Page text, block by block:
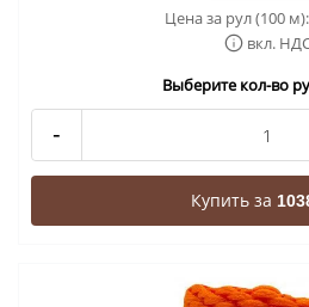
Цена за рул (100 м):
вкл.
Выберите кол-во
-
Купить за